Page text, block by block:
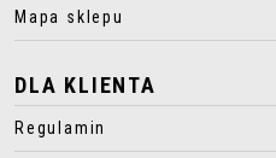
Mapa sklepu
DLA KLIENTA
Regulamin